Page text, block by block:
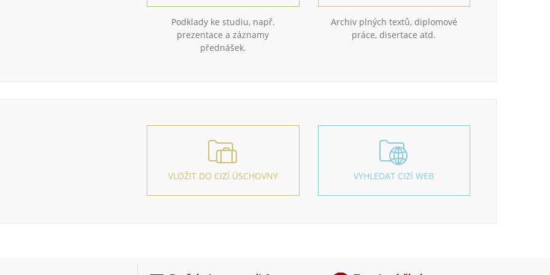
Podklady ke studiu, např.
prezentace a záznamy
přednášek.
Archiv plných textů, diplomové
práce, disertace atd.
VLOŽIT DO CIZÍ ÚSCHOVNY VYHLEDAT CIZÍ WEB